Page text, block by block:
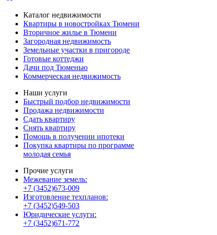
Каталог недвижимости
Квартиры в новостройках Тюмени
Вторичное жилье в Тюмени
Загородная недвижимость
Земельные участки в пригороде
Готовые коттеджи
Дачи под Тюменью
Коммерческая недвижимость
Наши услуги
Быстрый подбор недвижимости
Продажа недвижимости
Сдать квартиру
Снять квартиру
Помощь в получении ипотеки
Покупка квартиры по программе
молодая семья
Прочие услуги
Межевание земель:
+7 (3452)673-009
Изготовление техпланов:
+7 (3452)549-503
Юридические услуги:
+7 (3452)671-772